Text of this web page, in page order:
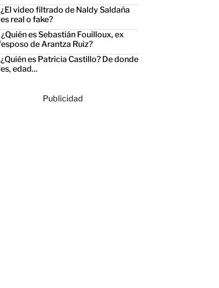
¿El video filtrado de Naldy Saldaña
es real o fake?
¿Quién es Sebastián Fouilloux, ex
esposo de Arantza Ruiz?
¿Quién es Patricia Castillo? De donde
es, edad...
Publicidad